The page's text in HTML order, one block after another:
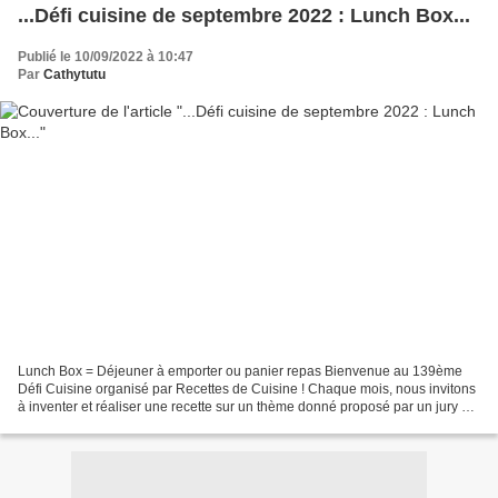
...Défi cuisine de septembre 2022 : Lunch Box...
Publié le 10/09/2022 à 10:47
Par Cathytutu
Lunch Box = Déjeuner à emporter ou panier repas Bienvenue au 139ème
Défi Cuisine organisé par Recettes de Cuisine ! Chaque mois, nous invitons
à inventer et réaliser une recette sur un thème donné proposé par un jury de